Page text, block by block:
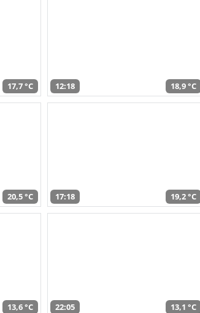
17,7 °C 12:18 18,9 °C
20,5 °C 17:18 19,2 °C
13,6 °C 22:05 13,1 °C